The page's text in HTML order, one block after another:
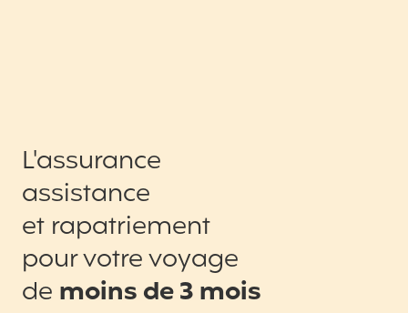
L'assurance
assistance
et rapatriement
pour votre voyage
de moins de 3 mois